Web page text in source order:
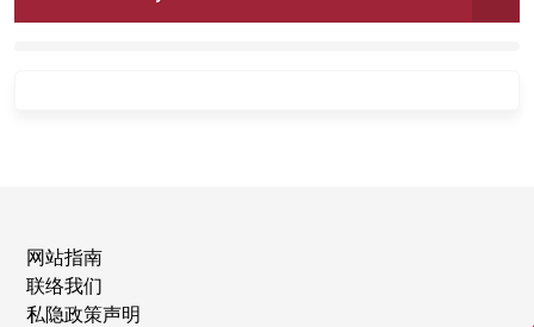
网站指南
联络我们
私隐政策声明